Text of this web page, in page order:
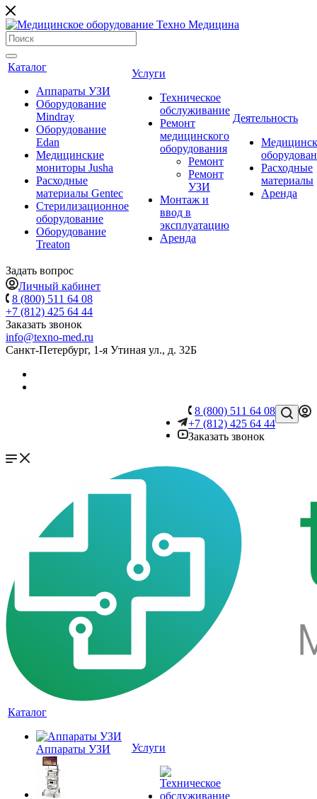
Каталог
Аппараты УЗИ
Оборудование
Mindray
Оборудование
Edan
Медицинские
мониторы Jusha
Расходные
материалы Gentec
Стерилизационное
оборудование
Оборудование
Treaton
Услуги
Техническое
обслуживание
Ремонт
медицинского
оборудования
Ремонт
Ремонт
УЗИ
Монтаж и
ввод в
эксплуатацию
Аренда
Деятельность
Расходные
материалы
Аренда
Задать вопрос
Личный кабинет
8 (800) 511 64 08
+7 (812) 425 64 44
Заказать звонок
info@texno-med.ru
Санкт-Петербург, 1-я Утиная ул., д. 32Б
8 (800) 511 64 08
+7 (812) 425 64 44
Заказать звонок
Каталог
Аппараты УЗИ Услуги